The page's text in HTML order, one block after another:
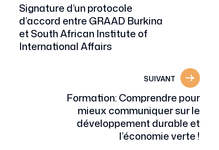
Signature d’un protocole
d’accord entre GRAAD Burkina
et South African Institute of
International Affairs
SUIVANT
Formation: Comprendre pour
mieux communiquer sur le
développement durable et
l’économie verte !